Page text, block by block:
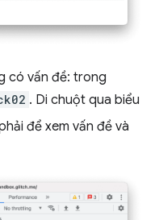
có vấn đề: trong
. Di chuột qua biểu
để xem vấn đề và